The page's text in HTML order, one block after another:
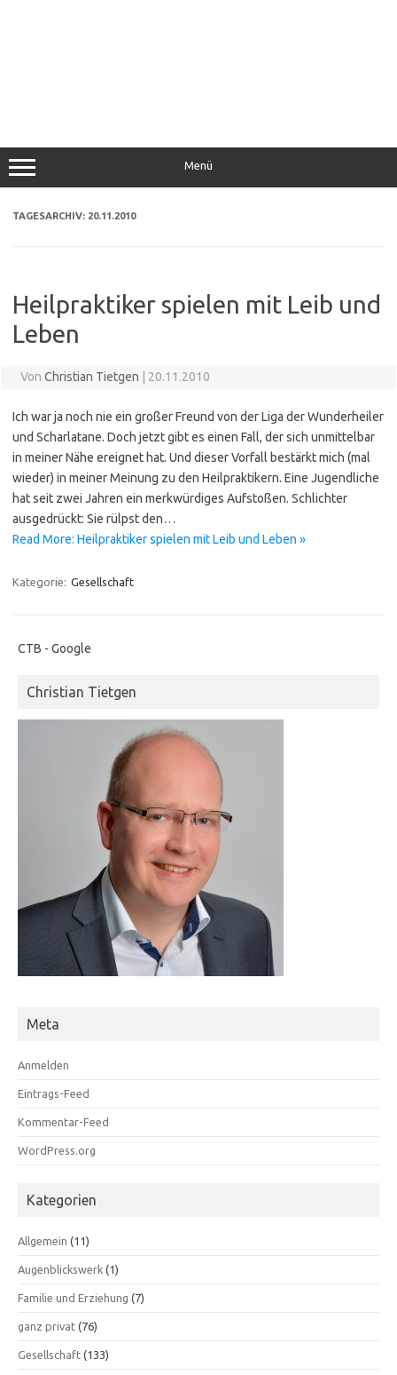
Menü
TAGESARCHIV: 20.11.2010
Heilpraktiker spielen mit Leib und
Leben
Von Christian Tietgen | 20.11.2010
Ich war ja noch nie ein großer Freund von der Liga der Wunderheiler
und Scharlatane. Doch jetzt gibt es einen Fall, der sich unmittelbar
in meiner Nähe ereignet hat. Und dieser Vorfall bestärkt mich (mal
wieder) in meiner Meinung zu den Heilpraktikern. Eine Jugendliche
hat seit zwei Jahren ein merkwürdiges Aufstoßen. Schlichter
ausgedrückt: Sie rülpst den…
Read More: Heilpraktiker spielen mit Leib und Leben »
Kategorie: Gesellschaft
CTB - Google
Christian Tietgen
Meta
Anmelden
Eintrags-Feed
Kommentar-Feed
WordPress.org
Kategorien
Allgemein (11)
Augenblickswerk (1)
Familie und Erziehung (7)
ganz privat (76)
Gesellschaft (133)